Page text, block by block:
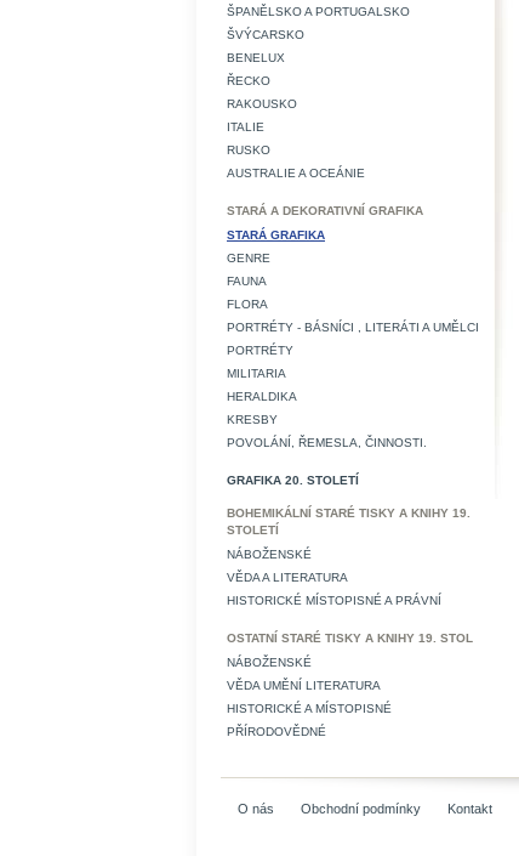
ŠPANĚLSKO A PORTUGALSKO
ŠVÝCARSKO
BENELUX
ŘECKO
RAKOUSKO
ITALIE
RUSKO
AUSTRALIE A OCEÁNIE
STARÁ A DEKORATIVNÍ GRAFIKA
STARÁ GRAFIKA
GENRE
FAUNA
FLORA
PORTRÉTY - BÁSNÍCI , LITERÁTI A UMĚLCI
PORTRÉTY
MILITARIA
HERALDIKA
KRESBY
POVOLÁNÍ, ŘEMESLA, ČINNOSTI.
GRAFIKA 20. STOLETÍ
BOHEMIKÁLNÍ STARÉ TISKY A KNIHY 19.
STOLETÍ
NÁBOŽENSKÉ
VĚDA A LITERATURA
HISTORICKÉ MÍSTOPISNÉ A PRÁVNÍ
OSTATNÍ STARÉ TISKY A KNIHY 19. STOL
NÁBOŽENSKÉ
VĚDA UMĚNÍ LITERATURA
HISTORICKÉ A MÍSTOPISNÉ
PŘÍRODOVĚDNÉ
O nás Obchodní podmínky Kontakt